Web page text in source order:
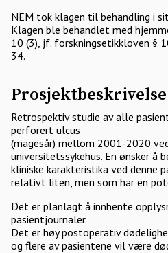
NEM tok klagen til behandling i
Klagen ble behandlet med
10 (3), jf. forskningsetikkloven §
34.
Prosjektbeskrivelse
Retrospektiv studie av alle
perforert ulcus
(magesår) mellom 2001-2020
universitetssykehus. En ønsker å
kliniske karakteristika ved denne
relativt liten, men som har en
Det er planlagt å innhente
pasientjournaler.
Det er høy postoperativ
og flere av pasientene vil være